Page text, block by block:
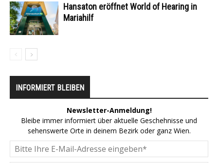
Hansaton eröffnet World of Hearing in
Mariahilf
INFORMIERT BLEIBEN
Newsletter-Anmeldung!
Bleibe immer informiert über aktuelle Geschehnisse und
sehenswerte Orte in deinem Bezirk oder ganz Wien.